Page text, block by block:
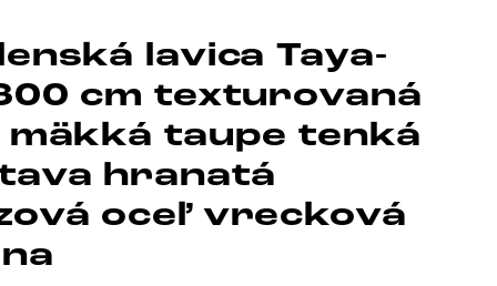
lavica Taya-
cm texturovaná
taupe tenká
hranatá
oceľ vrecková